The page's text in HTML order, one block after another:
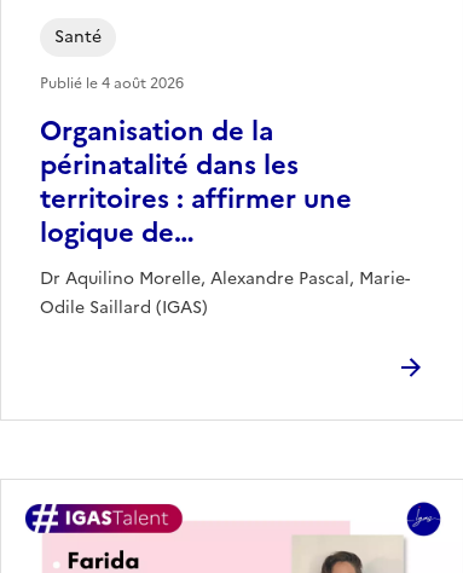
Organisation de la
périnatalité dans les
territoires : affirmer une
logique de…
Dr Aquilino Morelle, Alexandre Pascal, Marie-
Odile Saillard (IGAS)
Santé
Publié le4 août 2026